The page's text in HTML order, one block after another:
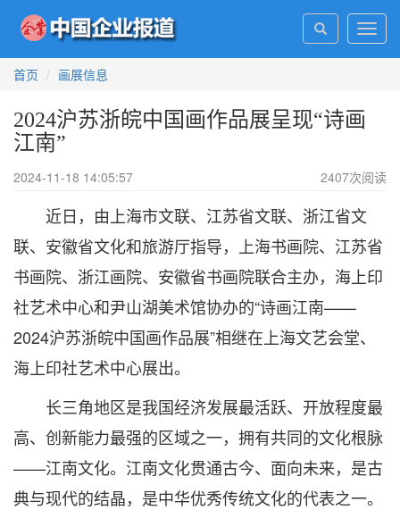
首页
画展信息
2024沪苏浙皖中国画作品展呈现“诗画
江南”
2024-11-18 14:05:57 2407次阅读
近日，由上海市文联、江苏省文联、浙江省文
联、安徽省文化和旅游厅指导，上海书画院、江苏省
书画院、浙江画院、安徽省书画院联合主办，海上印
社艺术中心和尹山湖美术馆协办的“诗画江南——
2024沪苏浙皖中国画作品展”相继在上海文艺会堂、
海上印社艺术中心展出。
长三角地区是我国经济发展最活跃、开放程度最
高、创新能力最强的区域之一，拥有共同的文化根脉
——江南文化。江南文化贯通古今、面向未来，是古
典与现代的结晶，是中华优秀传统文化的代表之一。